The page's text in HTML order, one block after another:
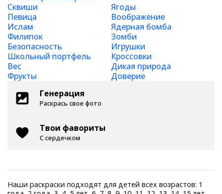
Сквиши
Ягоды
Певица
Воображение
Ислам
Ядерная бомба
Филипок
Зомби
Безопасность
Игрушки
Школьный портфель
Кроссовки
Вес
Дикая природа
Фрукты
Доверие
Генерация
Раскрась свое фото
Твои фавориты
С сердечком
Наши раскраски подходят для детей всех возрастов: 1